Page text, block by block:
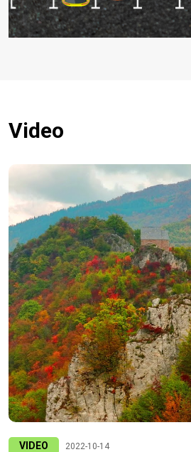
Video
VIDEO 2022-10-14